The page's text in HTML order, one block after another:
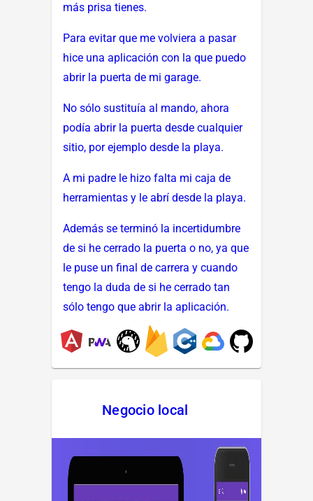
más prisa tienes.
Para evitar que me volviera a pasar
hice una aplicación con la que puedo
abrir la puerta de mi garage.
No sólo sustituía al mando, ahora
podía abrir la puerta desde cualquier
sitio, por ejemplo desde la playa.
A mi padre le hizo falta mi caja de
herramientas y le abrí desde la playa.
Además se terminó la incertidumbre
de si he cerrado la puerta o no, ya que
le puse un final de carrera y cuando
tengo la duda de si he cerrado tan
sólo tengo que abrir la aplicación.
Negocio local